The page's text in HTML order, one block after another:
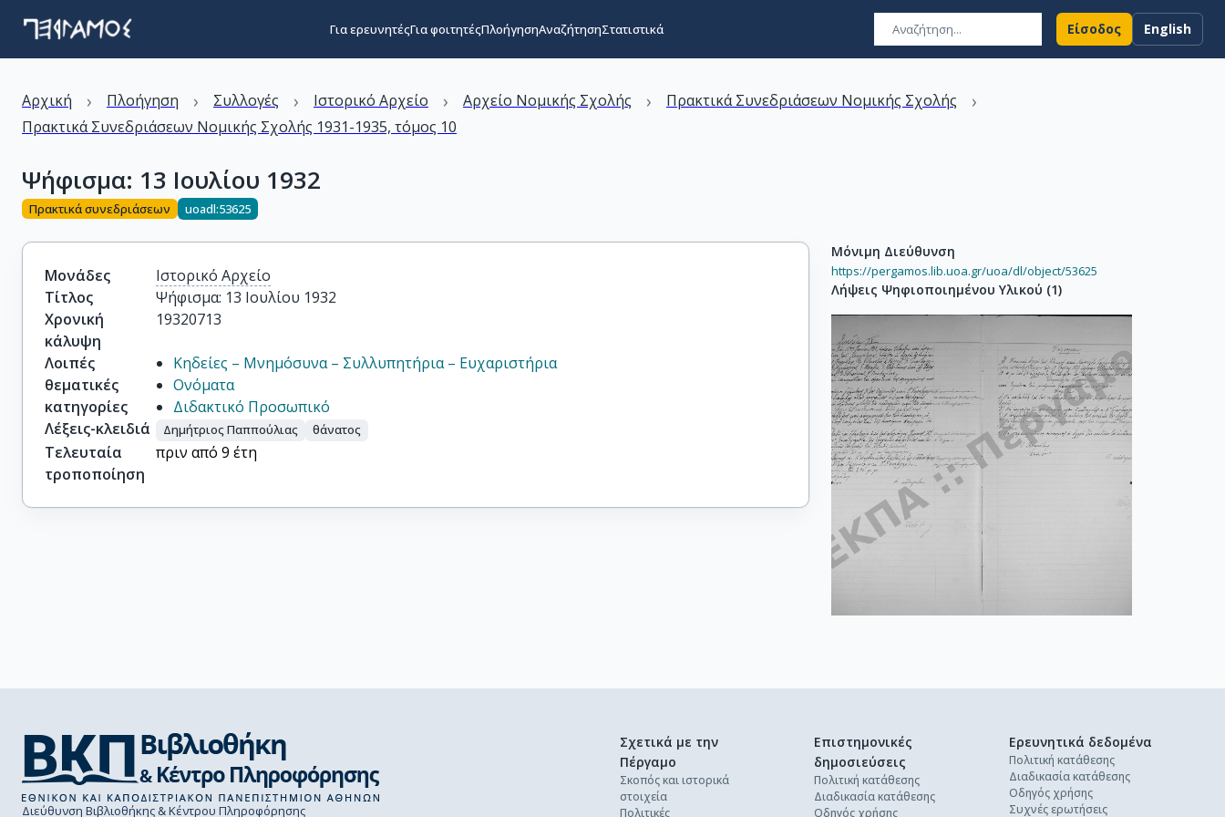
Για ερευνητέςΓια φοιτητέςΠλοήγησηΑναζήτησηΣτατιστικά Είσοδος English
Αρχική › Πλοήγηση › Συλλογές › Ιστορικό Αρχείο › Αρχείο Νομικής Σχολής › Πρακτικά Συνεδριάσεων Νομικής Σχολής ›
Πρακτικά Συνεδριάσεων Νομικής Σχολής 1931-1935, τόμος 10
Ψήφισμα: 13 Ιουλίου 1932
Πρακτικά συνεδριάσεων uoadl:53625
Μονάδες
Ιστορικό Αρχείο
Τίτλος
Ψήφισμα: 13 Ιουλίου 1932
Χρονική
κάλυψη
19320713
Λοιπές
θεματικές
κατηγορίες
Κηδείες – Μνημόσυνα – Συλλυπητήρια – Ευχαριστήρια
Ονόματα
Διδακτικό Προσωπικό
Λέξεις-κλειδιά
Δημήτριος Παππούλιας θάνατος
Τελευταία
τροποποίηση
πριν από 9 έτη
Μόνιμη Διεύθυνση
https://pergamos.lib.uoa.gr/uoa/dl/object/53625
Λήψεις Ψηφιοποιημένου Υλικού (1)
Διεύθυνση Βιβλιοθήκης & Κέντρου Πληροφόρησης
Σχετικά με την
Πέργαμο
Σκοπός και ιστορικά
στοιχεία
Πολιτικές
Επιστημονικές
δημοσιεύσεις
Πολιτική κατάθεσης
Διαδικασία κατάθεσης
Οδηγός χρήσης
Ερευνητικά δεδομένα
Πολιτική κατάθεσης
Διαδικασία κατάθεσης
Οδηγός χρήσης
Συχνές ερωτήσεις